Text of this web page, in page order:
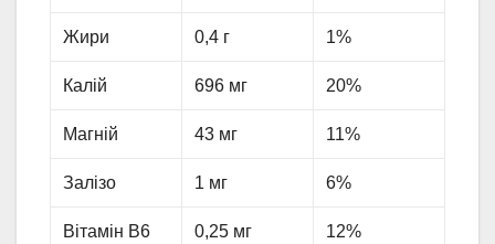
Жири 0,4 г 1%
Калій 696 мг 20%
Магній 43 мг 11%
Залізо 1 мг 6%
Вітамін В6 0,25 мг 12%